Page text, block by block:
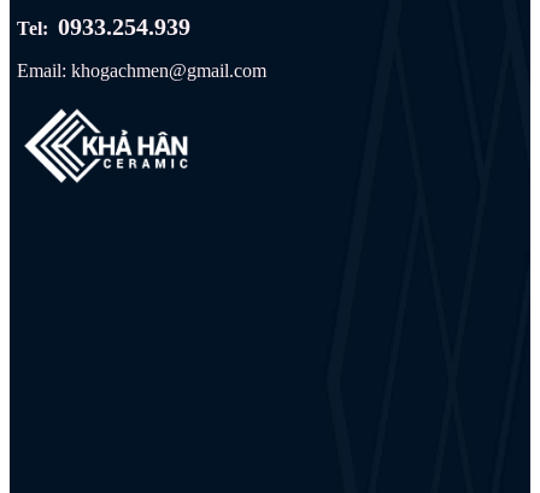
Tel:0933.254.939
Email: khogachmen@gmail.com